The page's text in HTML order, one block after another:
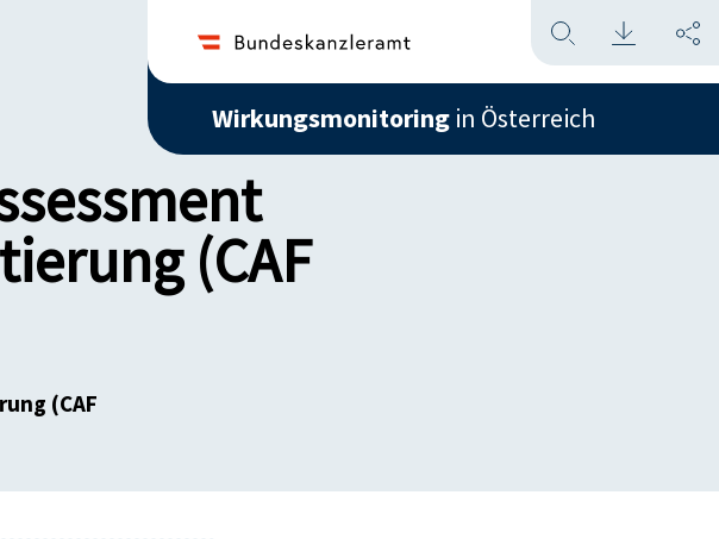
Wirkungsmonitoring in Österreich
(CAF
(CAF